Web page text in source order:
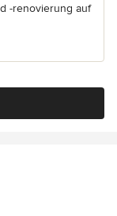
-renovierung auf